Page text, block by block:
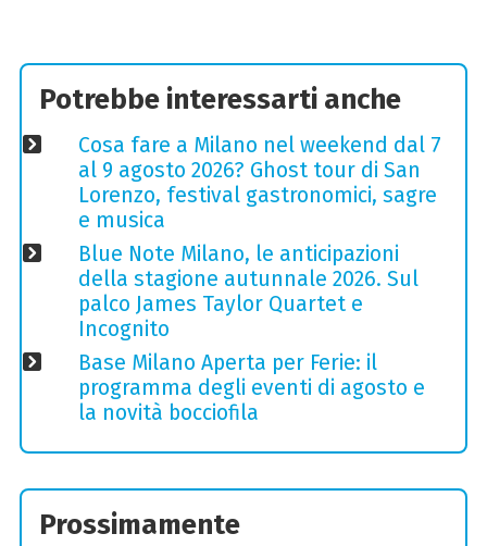
Potrebbe interessarti anche
Cosa fare a Milano nel weekend dal 7
al 9 agosto 2026? Ghost tour di San
Lorenzo, festival gastronomici, sagre
e musica
Blue Note Milano, le anticipazioni
della stagione autunnale 2026. Sul
palco James Taylor Quartet e
Incognito
Base Milano Aperta per Ferie: il
programma degli eventi di agosto e
la novità bocciofila
Prossimamente